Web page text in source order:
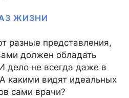
ЖИЗНИ
разные представления,
должен обладать
дело не всегда даже в
какими видят идеальных
сами врачи?